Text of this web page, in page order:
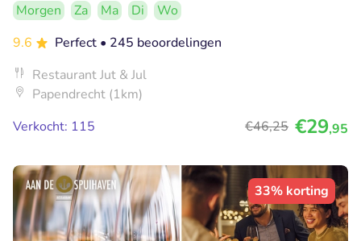
Morgen Za Ma Di
Wo
9.6
Perfect • 245 beoordelingen
Restaurant Jut & Jul
Papendrecht (1km)
Verkocht: 115
€46,25 €29,95
33% korting